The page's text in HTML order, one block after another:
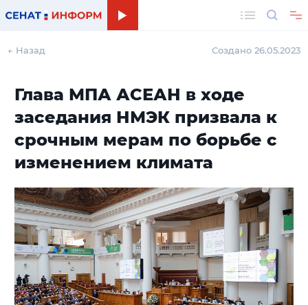
← Назад Создано 26.05.2023
Глава МПА АСЕАН в ходе
заседания НМЭК призвала к
срочным мерам по борьбе с
изменением климата